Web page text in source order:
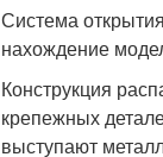
Система
нахождение
Конструкция
крепежных
выступают